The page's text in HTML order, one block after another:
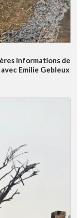
informations de
Emilie Gebleux